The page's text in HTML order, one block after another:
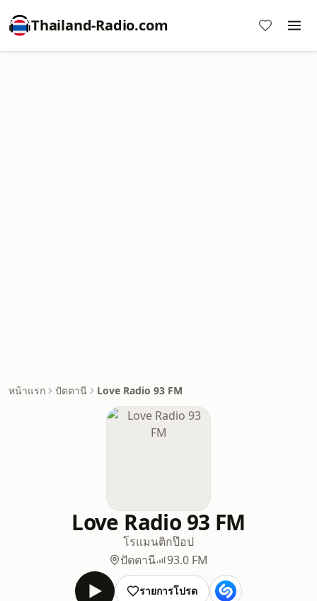
Thailand-Radio.com
หน้าแรก ปัตตานี Love Radio 93 FM
Love Radio 93 FM
โรแมนติกป๊อป
ปัตตานี
93.0 FM
รายการโปรด